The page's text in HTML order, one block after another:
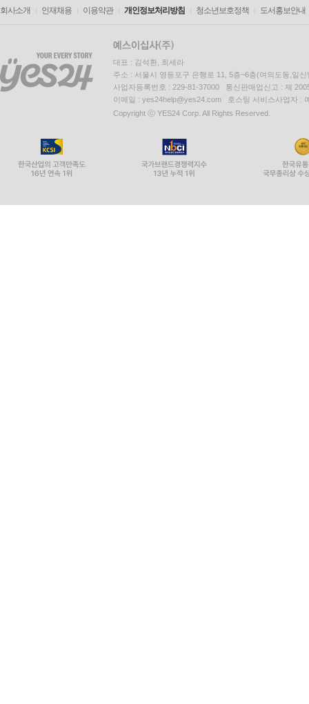
회사소개 인재채용 이용약관 개인정보처리방침 청소년보호정책 도서홍보안내
대표 : 김석환, 최세라
주소 : 서울시 영등포구 은행로 11, 5층~6층(여의도동,일신
사업자등록번호 : 229-81-37000 통신판매업신고 : 제
이메일 : yes24help@yes24.com 호스팅 서비스사업자 :
Copyright ⓒ YES24 Corp. All Rights Reserved.